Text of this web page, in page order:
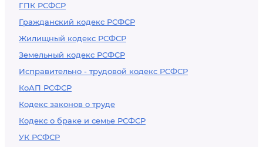
ГПК РСФСР
Гражданский кодекс РСФСР
Жилищный кодекс РСФСР
Земельный кодекс РСФСР
Исправительно - трудовой кодекс РСФСР
КоАП РСФСР
Кодекс законов о труде
Кодекс о браке и семье РСФСР
УК РСФСР